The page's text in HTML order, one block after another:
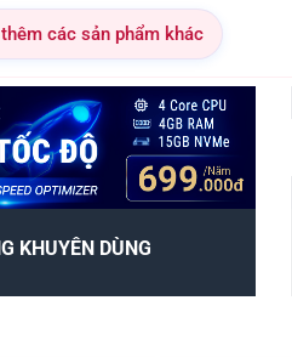
các sản phẩm khác
KHUYÊN DÙNG